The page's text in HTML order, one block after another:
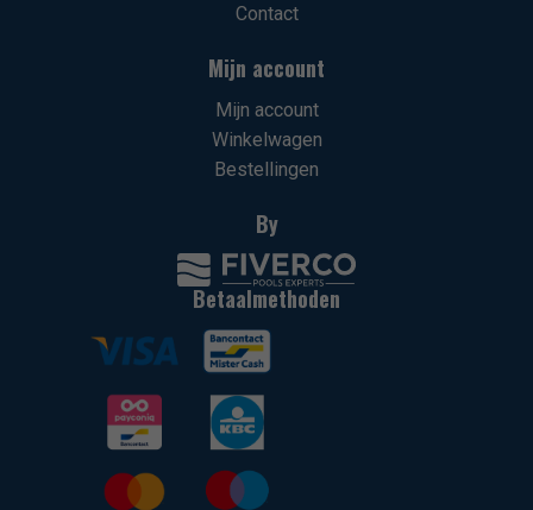
Contact
Mijn account
Mijn account
Winkelwagen
Bestellingen
By
Betaalmethoden